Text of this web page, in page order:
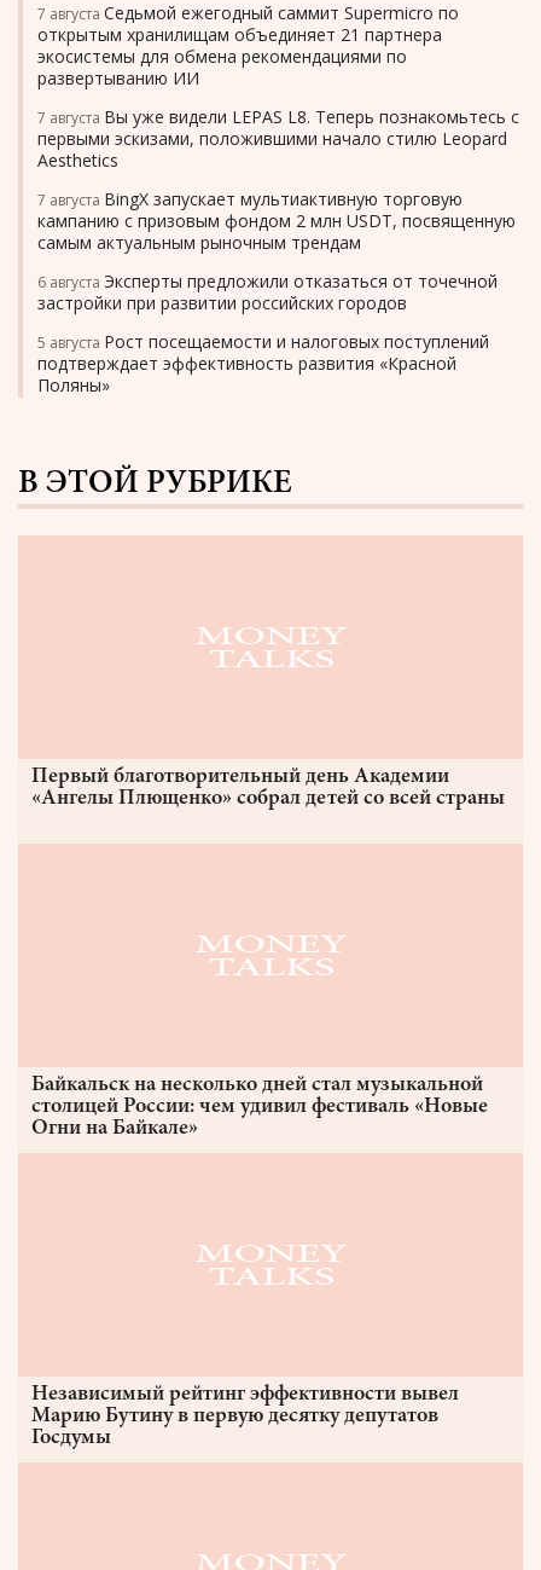
7 августа Седьмой ежегодный саммит Supermicro по
открытым хранилищам объединяет 21 партнера
экосистемы для обмена рекомендациями по
развертыванию ИИ
7 августа Вы уже видели LEPAS L8. Теперь познакомьтесь с
первыми эскизами, положившими начало стилю Leopard
Aesthetics
7 августа BingX запускает мультиактивную торговую
кампанию с призовым фондом 2 млн USDT, посвященную
самым актуальным рыночным трендам
6 августа Эксперты предложили отказаться от точечной
застройки при развитии российских городов
5 августа Рост посещаемости и налоговых поступлений
подтверждает эффективность развития «Красной
Поляны»
В ЭТОЙ РУБРИКЕ
Первый благотворительный день Академии
«Ангелы Плющенко» собрал детей со всей страны
Байкальск на несколько дней стал музыкальной
столицей России: чем удивил фестиваль «Новые
Огни на Байкале»
Независимый рейтинг эффективности вывел
Марию Бутину в первую десятку депутатов
Госдумы